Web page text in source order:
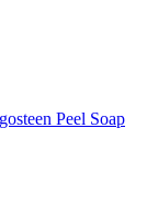
Peel Soap